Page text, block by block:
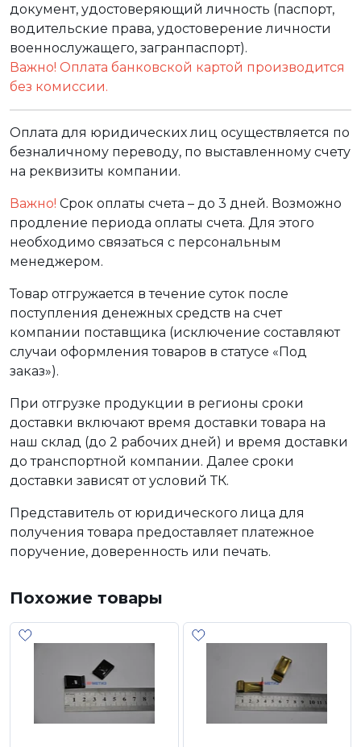
документ, удостоверяющий личность (паспорт,
водительские права, удостоверение личности
военнослужащего, загранпаспорт).
Важно! Оплата банковской картой производится
без комиссии.
Оплата для юридических лиц осуществляется по
безналичному переводу, по выставленному счету
на реквизиты компании.
Важно! Срок оплаты счета – до 3 дней. Возможно
продление периода оплаты счета. Для этого
необходимо связаться с персональным
менеджером.
Товар отгружается в течение суток после
поступления денежных средств на счет
компании поставщика (исключение составляют
случаи оформления товаров в статусе «Под
заказ»).
При отгрузке продукции в регионы сроки
доставки включают время доставки товара на
наш склад (до 2 рабочих дней) и время доставки
до транспортной компании. Далее сроки
доставки зависят от условий ТК.
Представитель от юридического лица для
получения товара предоставляет платежное
поручение, доверенность или печать.
Похожие товары